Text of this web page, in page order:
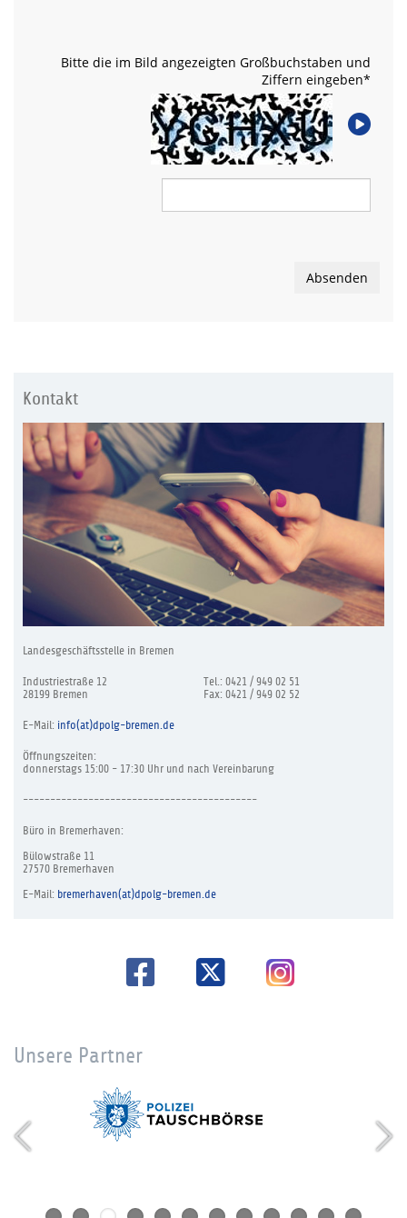
Bitte die im Bild angezeigten Großbuchstaben und
Ziffern eingeben*
Absenden
Kontakt
Landesgeschäftsstelle in Bremen
Industriestraße 12
28199 Bremen
Tel.: 0421 / 949 02 51
Fax: 0421 / 949 02 52
E-Mail: info(at)dpolg-bremen.de
Öffnungszeiten:
donnerstags 15:00 - 17:30 Uhr und nach Vereinbarung
-------------------------------------------
Büro in Bremerhaven:
Bülowstraße 11
27570 Bremerhaven
E-Mail: bremerhaven(at)dpolg-bremen.de
Unsere Partner